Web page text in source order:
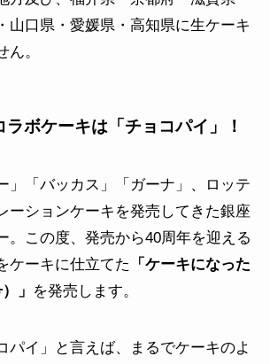
山口県・愛媛県・高知県に生ケーキ
。
ボケーキは「チョコパイ」！
」「バッカス」「ガーナ」、ロッテ
ーションケーキを発売してきた銀座
。この度、発売から40周年を迎える
ケーキに仕立てた
「ケーキになった
」 を発売します。
パイ」と言えば、まるでケーキのよ